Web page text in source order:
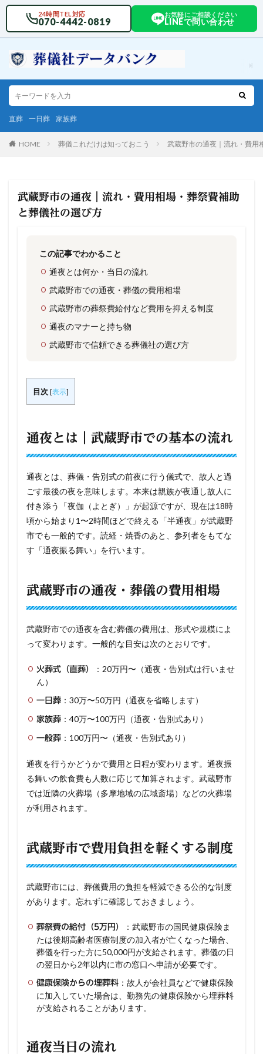
24時間TEL対応
070-4442-0819
お気軽にご相談ください
LINEで問い合わせ
直葬 一日葬 家族葬
HOME 葬儀これだけは知っておこう 武蔵野市の通夜｜流れ・費用
武蔵野市の通夜｜流れ・費用相場・葬祭費補助
と葬儀社の選び方
この記事でわかること
通夜とは何か・当日の流れ
武蔵野市での通夜・葬儀の費用相場
武蔵野市の葬祭費給付など費用を抑える制度
通夜のマナーと持ち物
武蔵野市で信頼できる葬儀社の選び方
目次 [表示]
通夜とは｜武蔵野市での基本の流れ
通夜とは、葬儀・告別式の前夜に行う儀式で、故人と過
ごす最後の夜を意味します。本来は親族が夜通し故人に
付き添う「夜伽（よとぎ）」が起源ですが、現在は18時
頃から始まり1〜2時間ほどで終える「半通夜」が武蔵野
市でも一般的です。読経・焼香のあと、参列者をもてな
す「通夜振る舞い」を行います。
武蔵野市の通夜・葬儀の費用相場
武蔵野市での通夜を含む葬儀の費用は、形式や規模によ
って変わります。一般的な目安は次のとおりです。
火葬式（直葬）
：20万円〜（通夜・告別式は行いませ
ん）
一日葬 ：30万〜50万円（通夜を省略します）
家族葬 ：40万〜100万円（通夜・告別式あり）
一般葬 ：100万円〜（通夜・告別式あり）
通夜を行うかどうかで費用と日程が変わります。通夜振
る舞いの飲食費も人数に応じて加算されます。武蔵野市
では近隣の火葬場（多摩地域の広域斎場）などの火葬場
が利用されます。
武蔵野市で費用負担を軽くする制度
武蔵野市には、葬儀費用の負担を軽減できる公的な制度
があります。忘れずに確認しておきましょう。
葬祭費の給付（5万円）
：武蔵野市の国民健康保険ま
たは後期高齢者医療制度の加入者が亡くなった場合、
葬儀を行った方に50,000円が支給されます。葬儀の日
の翌日から2年以内に市の窓口へ申請が必要です。
健康保険からの埋葬料 ：故人が会社員などで健康保険
に加入していた場合は、勤務先の健康保険から埋葬料
が支給されることがあります。
通夜当日の流れ